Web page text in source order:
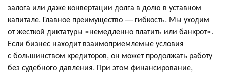
залога или даже конвертации долга в долю в уставном
капитале. Главное преимущество — гибкость. Мы уходим
от жесткой диктатуры «немедленно платить или банкрот».
Если бизнес находит взаимоприемлемые условия
с большинством кредиторов, он может продолжать работу
без судебного давления. При этом финансирование,